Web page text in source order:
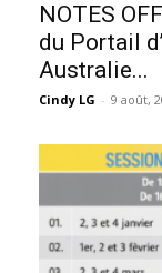
NOTES
du Portail
Australie...
Cindy LG - 9 août,